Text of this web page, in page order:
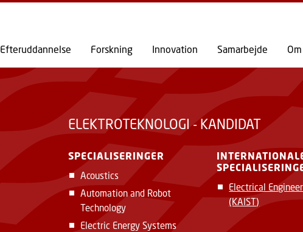
GÅ TIL PRIMÆRT INDHOLD
Efteruddannelse Forskning Innovation Samarbejde
ELEKTROTEKNOLOGI - KANDIDAT
SPECIALISERINGER
Acoustics
Automation and Robot
Technology
Electric Energy Systems
Electrical
(KAIST)